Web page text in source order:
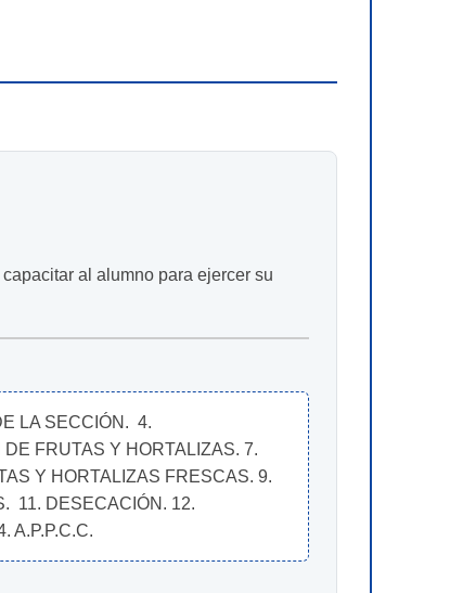
al alumno para ejercer su
LA SECCIÓN.  4.
FRUTAS Y HORTALIZAS. 7.
Y HORTALIZAS FRESCAS. 9.
11. DESECACIÓN. 12.
A.P.P.C.C.